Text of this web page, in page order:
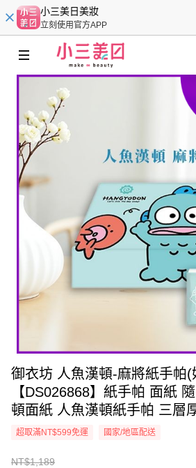
小三美日美妝
立刻使用官方APP
御衣坊 人魚漢頓-麻將紙手帕
【DS026868】紙手帕 面紙
頓面紙 人魚漢頓紙手帕 三層
帕
超取滿NT$599免運 國家/地區配送
NT$1,189